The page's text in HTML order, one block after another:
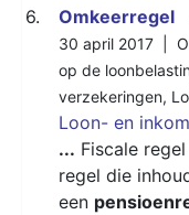
6. Omkeerregel
30 april 2017 |
op de
verzekeringen,
Loon- en
... Fiscale
regel die
een